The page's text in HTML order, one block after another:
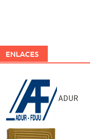
ENLACES
ADUR